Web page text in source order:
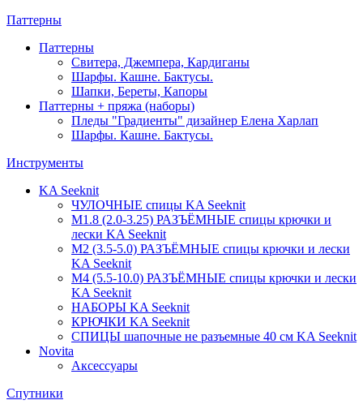
Паттерны
Паттерны
Свитера, Джемпера, Кардиганы
Шарфы. Кашне. Бактусы.
Шапки, Береты, Капоры
Паттерны + пряжа (наборы)
Пледы "Градиенты" дизайнер Елена Харлап
Шарфы. Кашне. Бактусы.
Инструменты
KA Seeknit
ЧУЛОЧНЫЕ спицы KA Seeknit
М1.8 (2.0-3.25) РАЗЪЁМНЫЕ спицы крючки и
лески KA Seeknit
М2 (3.5-5.0) РАЗЪЁМНЫЕ спицы крючки и лески
KA Seeknit
М4 (5.5-10.0) РАЗЪЁМНЫЕ спицы крючки и лески
KA Seeknit
НАБОРЫ KA Seeknit
КРЮЧКИ KA Seeknit
СПИЦЫ шапочные не разъемные 40 см KA Seeknit
Novita
Аксессуары
Спутники